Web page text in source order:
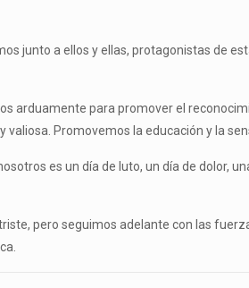
junto a ellos y ellas, protagonistas de
arduamente para promover el
Promovemos la educación y la
es un día de luto, un día de dolor,
pero seguimos adelante con las